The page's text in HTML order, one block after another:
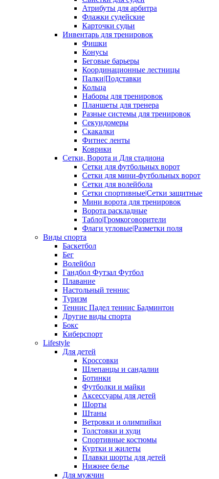
Атрибуты для арбитра
Флажки судейские
Карточки судьи
Инвентарь для тренировок
Фишки
Конусы
Беговые барьеры
Координационные лестницы
Палки|Подставки
Кольца
Наборы для тренировок
Планшеты для тренера
Разные системы для тренировок
Секундомеры
Скакалки
Фитнес ленты
Коврики
Сетки, Ворота и Для стадиона
Сетки для футбольных ворот
Сетки для мини-футбольных ворот
Сетки для волейбола
Сетки спортивные|Сетки защитные
Мини ворота для тренировок
Ворота раскладные
Табло|Громкоговорители
Флаги угловые|Разметки поля
Виды спорта
Баскетбол
Бег
Волейбол
Гандбол Футзал Футбол
Плавание
Настольный теннис
Туризм
Теннис Падел теннис Бадминтон
Другие виды спорта
Бокс
Киберспорт
Lifestyle
Для детей
Кроссовки
Шлепанцы и сандалии
Ботинки
Футболки и майки
Аксессуары для детей
Шорты
Штаны
Ветровки и олимпийки
Толстовки и худи
Спортивные костюмы
Куртки и жилеты
Плавки шорты для детей
Нижнее белье
Для мужчин